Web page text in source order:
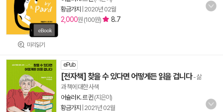
미리읽기
황금가지
2020년 02월
2,000원 (100원) 8.7
ePub
[전자책] 찾을 수 있다면 어떻게든 읽을 겁니다- 삶
과 책에 대한 사색
어슐러 K. 르 귄 (지은이)
황금가지
2021년 02월